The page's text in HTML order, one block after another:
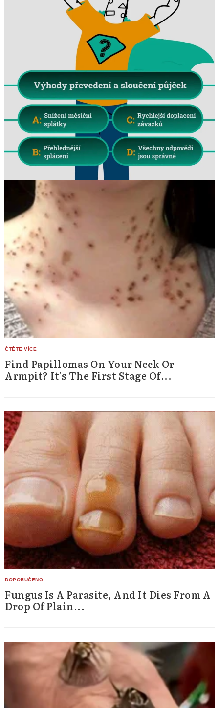
Find Papillomas On Your Neck Or
Armpit? It's The First Stage Of...
Fungus Is A Parasite, And It Dies From A
Drop Of Plain...